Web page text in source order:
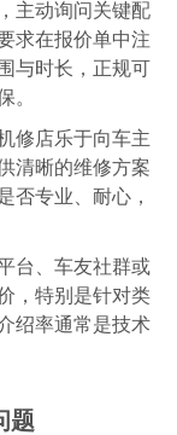
主动询问关键配
求在报价单中注
与时长，正规可
。
修店乐于向车主
清晰的维修方案
否专业、耐心，
台、车友社群或
，特别是针对类
绍率通常是技术
题